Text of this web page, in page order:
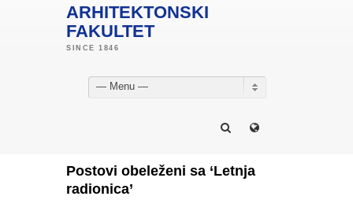
ARHITEKTONSKI
FAKULTET
— Menu —
Postovi obeleženi sa ‘Letnja
radionica’